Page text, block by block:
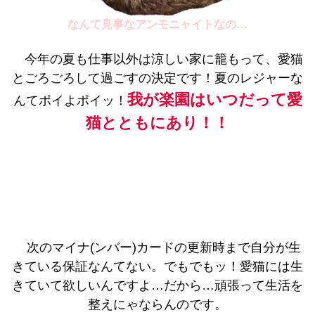
なんて見事なアンモニャイトなの…
今年の夏も仕事以外は涼しい家に籠もって、愛猫
とごろごろして過ごすの決定です！夏のレジャーな
んてポイよポイッ！ 我が楽園はいつだって愛
猫とともにあり！！
次のマイナ(ンバー)カードの更新時まで自分が生
きている保証なんてない。でもでもッ！愛猫には生
きていて欲しいんですよ…だから…頑張って生活を
整えにゃならんのです。